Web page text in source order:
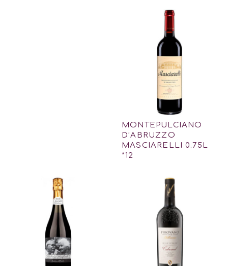
MONTEPULCIANO
D’ABRUZZO
MASCIARELLI 0.75L
*12